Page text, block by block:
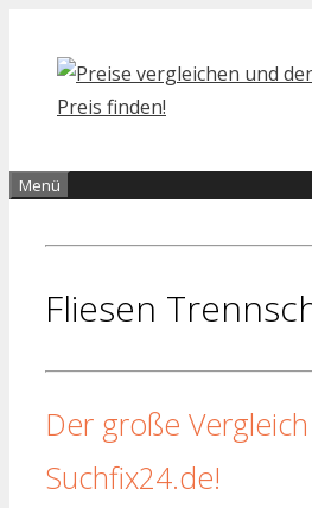
Inhalt
springen
Menü
Fliesen
Der große
Suchfix24.de!